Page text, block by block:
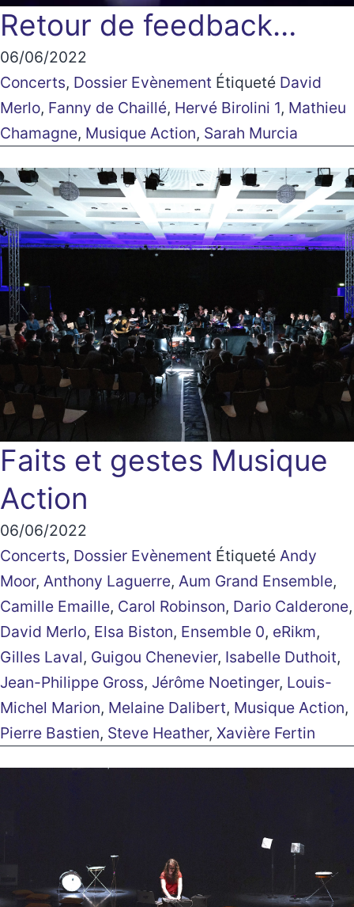
Retour de feedback…
06/06/2022
Concerts, Dossier Evènement Étiqueté David
Merlo, Fanny de Chaillé, Hervé Birolini 1, Mathieu
Chamagne, Musique Action, Sarah Murcia
Faits et gestes Musique
Action
06/06/2022
Concerts, Dossier Evènement Étiqueté Andy
Moor, Anthony Laguerre, Aum Grand Ensemble,
Camille Emaille, Carol Robinson, Dario Calderone,
David Merlo, Elsa Biston, Ensemble 0, eRikm,
Gilles Laval, Guigou Chenevier, Isabelle Duthoit,
Jean-Philippe Gross, Jérôme Noetinger, Louis-
Michel Marion, Melaine Dalibert, Musique Action,
Pierre Bastien, Steve Heather, Xavière Fertin